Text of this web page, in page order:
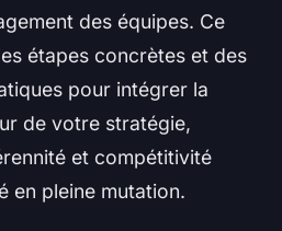
des équipes. Ce
étapes concrètes et des
pour intégrer la
de votre stratégie,
et compétitivité
en pleine mutation.